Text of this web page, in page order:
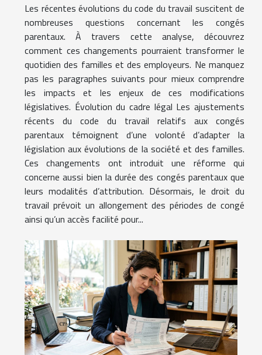
Les récentes évolutions du code du travail suscitent de
nombreuses questions concernant les congés
parentaux. À travers cette analyse, découvrez
comment ces changements pourraient transformer le
quotidien des familles et des employeurs. Ne manquez
pas les paragraphes suivants pour mieux comprendre
les impacts et les enjeux de ces modifications
législatives. Évolution du cadre légal Les ajustements
récents du code du travail relatifs aux congés
parentaux témoignent d’une volonté d’adapter la
législation aux évolutions de la société et des familles.
Ces changements ont introduit une réforme qui
concerne aussi bien la durée des congés parentaux que
leurs modalités d’attribution. Désormais, le droit du
travail prévoit un allongement des périodes de congé
ainsi qu’un accès facilité pour...